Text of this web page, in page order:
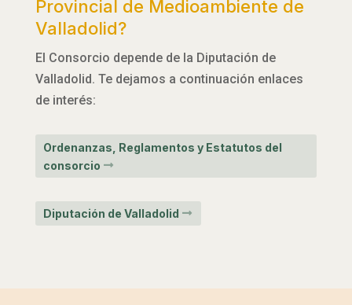
Provincial de Medioambiente de
Valladolid?
El Consorcio depende de la Diputación de
Valladolid. Te dejamos a continuación enlaces
de interés:
Ordenanzas, Reglamentos y Estatutos del
consorcio
Diputación de Valladolid